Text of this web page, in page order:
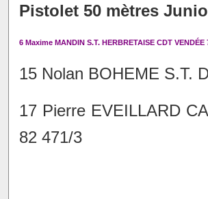
Pistolet 50 mètres
6 Maxime MANDIN S.T. HERBRETAISE CDT VENDÉE
15 Nolan BOHEME S.T.
17 Pierre EVEILLARD
82 471/3